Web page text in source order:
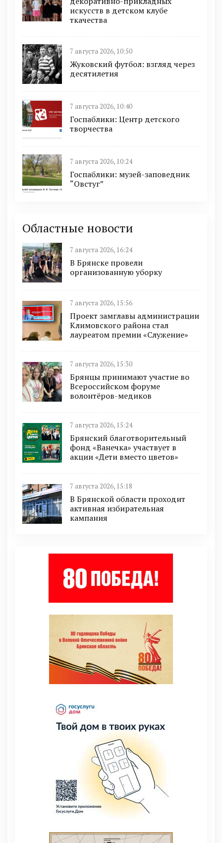
искусств в детском клубе
ткачества
7 августа 2026, 10:50
Жуковский футбол: взгляд через
десятилетия
7 августа 2026, 10:40
Госпаблики: Центр детского
творчества
7 августа 2026, 10:24
Госпаблики: музей-заповедник
“Овстуг”
Областные новости
7 августа 2026, 16:24
В Брянске провели
организованную уборку
7 августа 2026, 15:56
Проект замглавы администрации
Климовского района стал
лауреатом премии «Служение»
7 августа 2026, 15:30
Брянцы принимают участие во
Всероссийском форуме
волонтёров-медиков
7 августа 2026, 15:24
Брянский благотворительный
фонд «Ванечка» участвует в
акции «Дети вместо цветов»
7 августа 2026, 15:18
В Брянской области проходит
активная избирательная
кампания